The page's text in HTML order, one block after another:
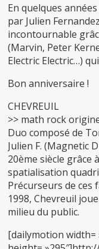
En quelques
par Julien
incontournable
(Marvin, Peter
Electric Electric…)
Bon anniversaire !
CHEVREUIL
>> math rock
Duo composé de
Julien F. (Magnetic
20ème siècle grâce
spatialisation
Précurseurs de ces
1998, Chevreuil
milieu du public.
[dailymotion width=